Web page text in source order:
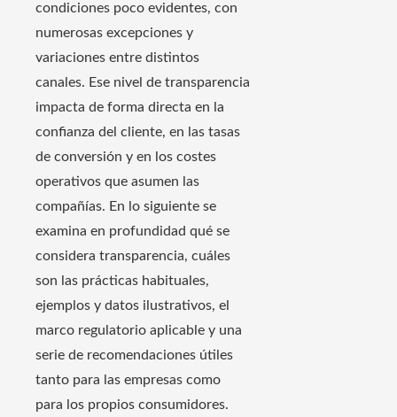
condiciones poco evidentes, con
numerosas excepciones y
variaciones entre distintos
canales. Ese nivel de transparencia
impacta de forma directa en la
confianza del cliente, en las tasas
de conversión y en los costes
operativos que asumen las
compañías. En lo siguiente se
examina en profundidad qué se
considera transparencia, cuáles
son las prácticas habituales,
ejemplos y datos ilustrativos, el
marco regulatorio aplicable y una
serie de recomendaciones útiles
tanto para las empresas como
para los propios consumidores.